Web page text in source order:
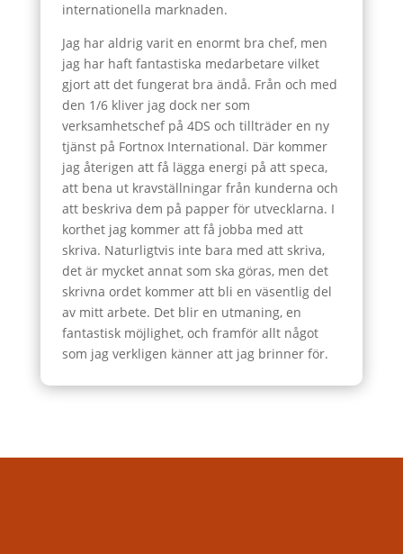
internationella marknaden.
Jag har aldrig varit en enormt bra chef, men
jag har haft fantastiska medarbetare vilket
gjort att det fungerat bra ändå. Från och med
den 1/6 kliver jag dock ner som
verksamhetschef på 4DS och tillträder en ny
tjänst på Fortnox International. Där kommer
jag återigen att få lägga energi på att speca,
att bena ut kravställningar från kunderna och
att beskriva dem på papper för utvecklarna. I
korthet jag kommer att få jobba med att
skriva. Naturligtvis inte bara med att skriva,
det är mycket annat som ska göras, men det
skrivna ordet kommer att bli en väsentlig del
av mitt arbete. Det blir en utmaning, en
fantastisk möjlighet, och framför allt något
som jag verkligen känner att jag brinner för.